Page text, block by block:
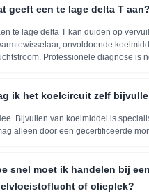
geeft een te lage delta T aan?
te lage delta T kan duiden op
onvoldoende
Professionele diagnose is
ik het koelcircuit zelf
Bijvullen van koelmiddel is
alleen door een gecertificeerde
snel moet ik handelen bij een
of olieplek?